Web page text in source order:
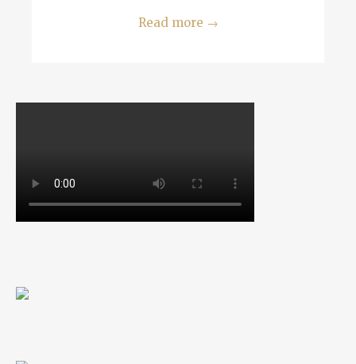
Read more →